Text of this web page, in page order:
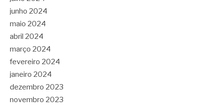
junho 2024
maio 2024
abril 2024
março 2024
fevereiro 2024
janeiro 2024
dezembro 2023
novembro 2023